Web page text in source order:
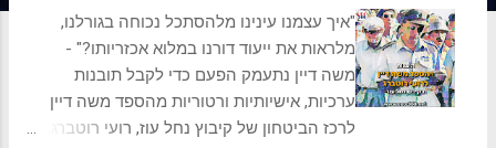
"איך עצמנו עינינו מלהסתכל נכוחה בגורלנו,
מלראות את ייעוד דורנו במלוא אכזריותו?" -
משה דיין נתעמק הפעם כדי לקבל תובנות
ערכיות, אישיותיות ורטוריות מהספד משה דיין
לרכז הביטחון של קיבוץ נחל עוז, רועי רוטברג,